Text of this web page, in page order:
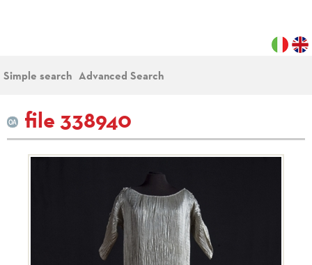
Simple search Advanced Search
file 338940